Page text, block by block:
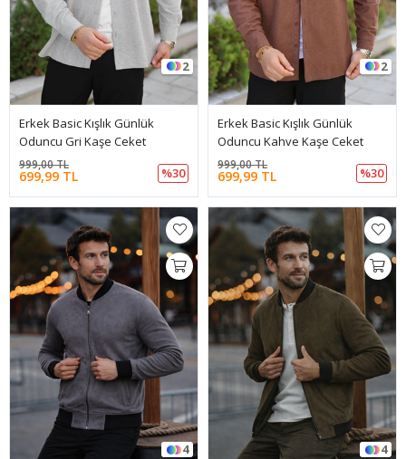
2
Erkek Basic Kışlık Günlük
Oduncu Gri Kaşe Ceket
699,99 TL
999,00 TL
%30
2
Erkek Basic Kışlık Günlük
Oduncu Kahve Kaşe Ceket
699,99 TL
999,00 TL
%30
4 4